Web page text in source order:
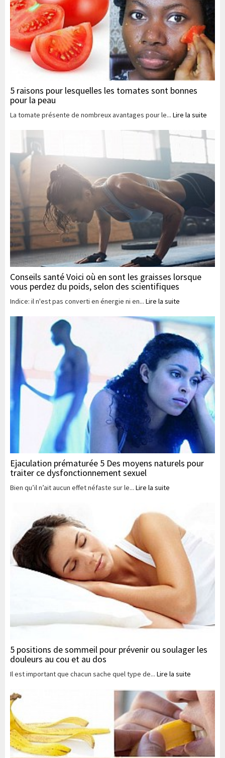
5 raisons pour lesquelles les tomates sont bonnes
pour la peau
La tomate présente de nombreux avantages pour le... Lire la suite
Conseils santé Voici où en sont les graisses lorsque
vous perdez du poids, selon des scientifiques
Indice: il n'est pas converti en énergie ni en... Lire la suite
Ejaculation prématurée 5 Des moyens naturels pour
traiter ce dysfonctionnement sexuel
Bien qu’il n’ait aucun effet néfaste sur le... Lire la suite
5 positions de sommeil pour prévenir ou soulager les
douleurs au cou et au dos
Il est important que chacun sache quel type de... Lire la suite